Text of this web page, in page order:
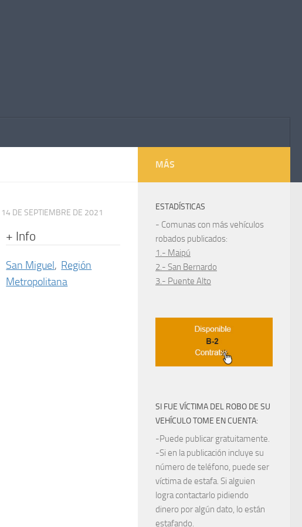
14 DE SEPTIEMBRE DE 2021
+ Info
San Miguel, Región
Metropolitana
MÁS
ESTADÍSTICAS
- Comunas con más vehículos
robados publicados:
1.- Maipú
2.- San Bernardo
3.- Puente Alto
SI FUE VÍCTIMA DEL ROBO DE SU
VEHÍCULO TOME EN CUENTA:
-Puede publicar gratuitamente.
-Si en la publicación incluye su
número de teléfono, puede ser
víctima de estafa. Si alguien
logra contactarlo pidiendo
dinero por algún dato, lo están
estafando.